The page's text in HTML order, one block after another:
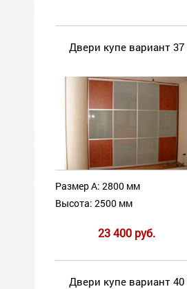
Двери купе вариант 37
Размер А: 2800 мм
Высота: 2500 мм
23 400 руб.
Двери купе вариант 40